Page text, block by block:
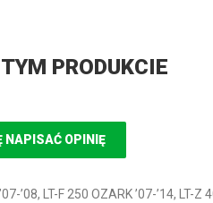
PRODUKCIE
NAPISAĆ OPINIĘ
LT-F 250 OZARK ’07-’14, LT-Z